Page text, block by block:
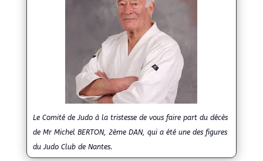
Le Comité de Judo à la tristesse de vous faire part du décès
de Mr Michel BERTON, 2ème DAN, qui a été une des figures
du Judo Club de Nantes.